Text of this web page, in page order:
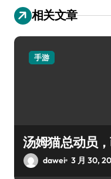
相关文章
手游
汤姆猫总动员
dawei 3 月 30,